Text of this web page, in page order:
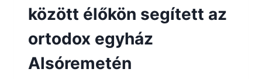
között élőkön segített az
ortodox egyház
Alsóremetén